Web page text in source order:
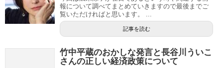
報について調べてまとめていきますので最後までご
覧いただければと思います。 ...
記事を読む
竹中平蔵のおかしな発言と長谷川ういこ
さんの正しい経済政策について